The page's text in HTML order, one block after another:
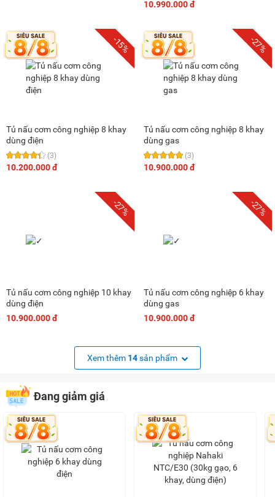
10.990.000 đ
-15%
Tủ nấu cơm công nghiệp 8 khay
dùng điện
(3)
10.200.000 đ
-27%
Tủ nấu cơm công nghiệp 8 khay
dùng gas
(3)
10.900.000 đ
-27%
Tủ nấu cơm công nghiệp 10 khay
dùng điện
10.900.000 đ
-27%
Tủ nấu cơm công nghiệp 6 khay
dùng gas
10.900.000 đ
Xem thêm 14sản phẩm
Đang giảm giá